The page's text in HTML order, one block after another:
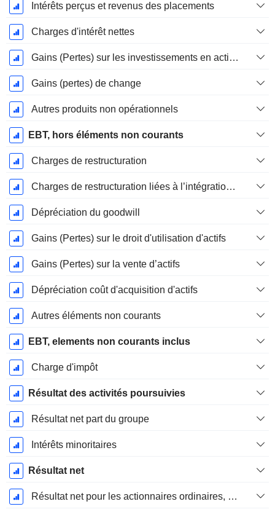
Intérêts perçus et revenus des placements
Charges d'intérêt nettes
Gains (Pertes) sur les investissements en actions
Gains (pertes) de change
Autres produits non opérationnels
EBT, hors éléments non courants
Charges de restructuration
Charges de restructuration liées à l’intégration d’une nouvelle activité (Fusions, Acquisitions)
Dépréciation du goodwill
Gains (Pertes) sur le droit d'utilisation d'actifs
Gains (Pertes) sur la vente d’actifs
Dépréciation coût d'acquisition d'actifs
Autres éléments non courants
EBT, elements non courants inclus
Charge d'impôt
Résultat des activités poursuivies
Résultat net part du groupe
Intérêts minoritaires
Résultat net
Résultat net pour les actionnaires ordinaires, éléments exceptionnels inclus.